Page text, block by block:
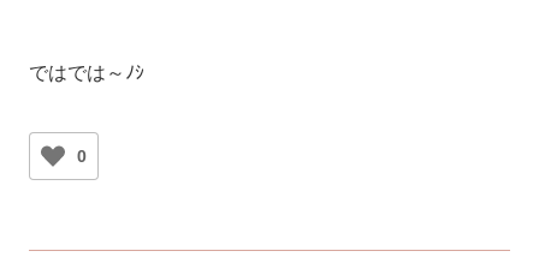
ではでは～ﾉｼ
0